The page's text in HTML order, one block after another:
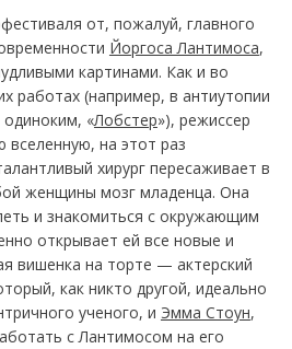
от, пожалуй, главного
Йоргоса Лантимоса,
картинами. Как и во
работах (например, в антиутопии
«Лобстер»), режиссер
вселенную, на этот раз
хирург пересаживает в
женщины мозг младенца. Она
и знакомиться с окружающим
открывает ей все новые и
вишенка на торте — актерский
как никто другой, идеально
ученого, и Эмма Стоун,
с Лантимосом на его